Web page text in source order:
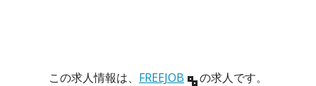
この求人情報は、 FREEJOB の求人です。